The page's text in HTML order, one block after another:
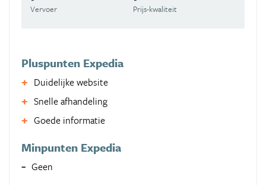
Vervoer Prijs-kwaliteit
Pluspunten Expedia
Duidelijke website
Snelle afhandeling
Goede informatie
Minpunten Expedia
Geen